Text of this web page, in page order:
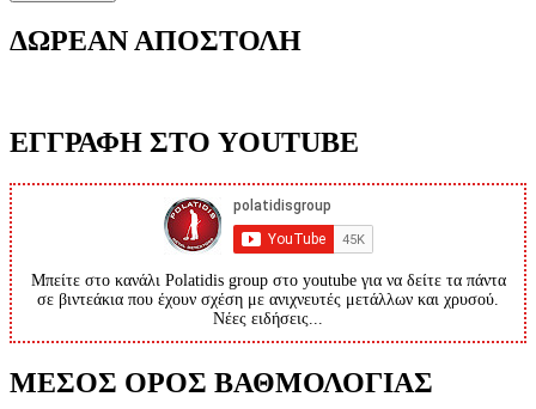
ΔΩΡΕΑΝ ΑΠΟΣΤΟΛΗ
ΕΓΓΡΑΦΗ ΣΤΟ YOUTUBE
Μπείτε στο κανάλι Polatidis group στο youtube για να δείτε τα πάντα
σε βιντεάκια που έχουν σχέση με ανιχνευτές μετάλλων και χρυσού.
Νέες ειδήσεις...
ΜΕΣΟΣ ΟΡΟΣ ΒΑΘΜΟΛΟΓΙΑΣ